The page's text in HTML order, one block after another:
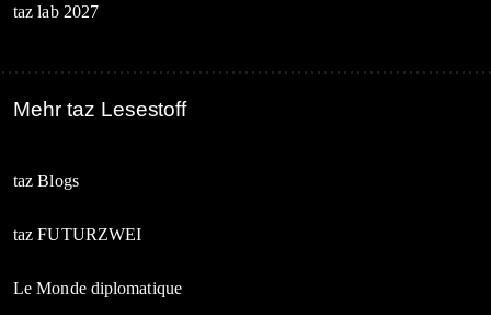
taz lab 2027
Mehr taz Lesestoff
taz Blogs
taz FUTURZWEI
Le Monde diplomatique